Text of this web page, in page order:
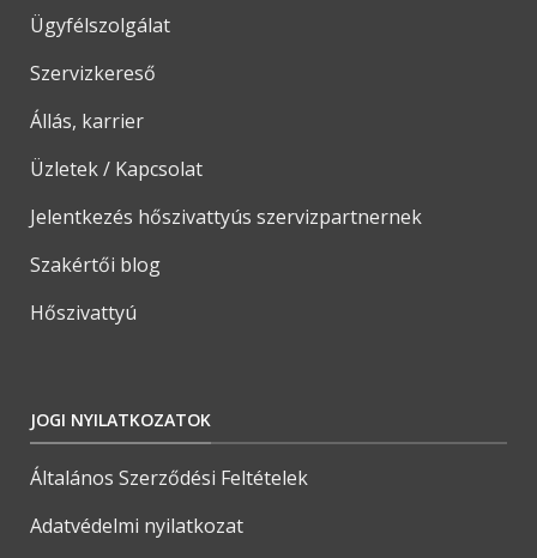
Ügyfélszolgálat
Szervizkereső
Állás, karrier
Üzletek / Kapcsolat
Jelentkezés hőszivattyús szervizpartnernek
Szakértői blog
Hőszivattyú
JOGI NYILATKOZATOK
Általános Szerződési Feltételek
Adatvédelmi nyilatkozat